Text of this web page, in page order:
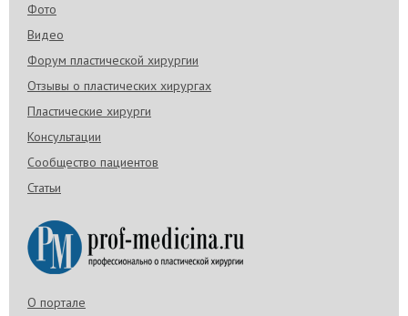
Фото
Видео
Форум пластической хирургии
Отзывы о пластических хирургах
Пластические хирурги
Консультации
Сообщество пациентов
Статьи
О портале